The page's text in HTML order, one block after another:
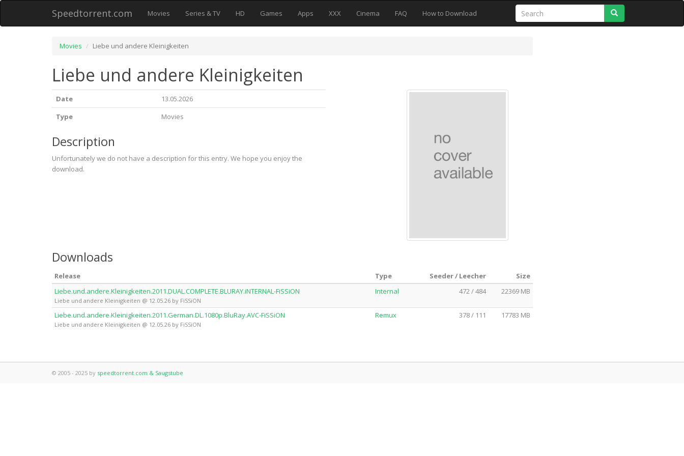
Speedtorrent.com Movies Series & TV HD Games Apps XXX Cinema FAQ How to Download
Movies Liebe und andere Kleinigkeiten
Liebe und andere Kleinigkeiten
Date
13.05.2026
Type
Movies
Description
Unfortunately we do not have a description for this entry. We hope you enjoy the
download.
Downloads
Release Type Seeder / Leecher
Size
Liebe.und.andere.Kleinigkeiten.2011.DUAL.COMPLETE.BLURAY.iNTERNAL-FiSSiON
Liebe und andere Kleinigkeiten @ 12.05.26 by FiSSiON
Internal 472 / 484 22369 MB
Liebe.und.andere.Kleinigkeiten.2011.German.DL.1080p.BluRay.AVC-FiSSiON
Liebe und andere Kleinigkeiten @ 12.05.26 by FiSSiON
Remux 378 / 111 17783 MB
© 2005 - 2025 by speedtorrent.com & Saugstube